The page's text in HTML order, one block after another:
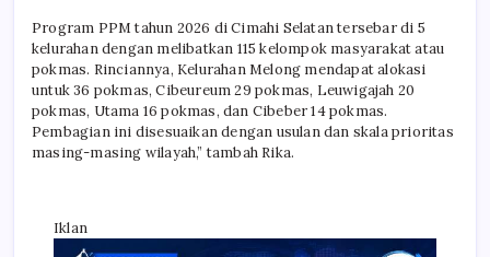
Program PPM tahun 2026 di Cimahi Selatan tersebar di 5
kelurahan dengan melibatkan 115 kelompok masyarakat atau
pokmas. Rinciannya, Kelurahan Melong mendapat alokasi
untuk 36 pokmas, Cibeureum 29 pokmas, Leuwigajah 20
pokmas, Utama 16 pokmas, dan Cibeber 14 pokmas.
Pembagian ini disesuaikan dengan usulan dan skala prioritas
masing-masing wilayah,” tambah Rika.
Iklan